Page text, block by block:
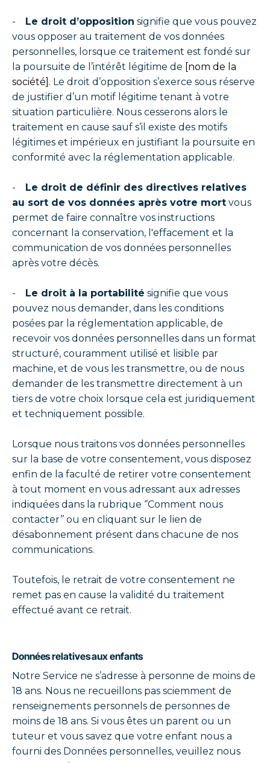
- Le droit d’opposition signifie que vous pouvez
vous opposer au traitement de vos données
personnelles, lorsque ce traitement est fondé sur
la poursuite de l’intérêt légitime de [nom de la
société] . Le droit d’opposition s’exerce sous réserve
de justifier d’un motif légitime tenant à votre
situation particulière. Nous cesserons alors le
traitement en cause sauf s’il existe des motifs
légitimes et impérieux en justifiant la poursuite en
conformité avec la réglementation applicable.
- Le droit de définir des directives relatives
au sort de vos données après votre mort vous
permet de faire connaître vos instructions
concernant la conservation, l'effacement et la
communication de vos données personnelles
après votre décès.
- Le droit à la portabilité signifie que vous
pouvez nous demander, dans les conditions
posées par la réglementation applicable, de
recevoir vos données personnelles dans un format
structuré, couramment utilisé et lisible par
machine, et de vous les transmettre, ou de nous
demander de les transmettre directement à un
tiers de votre choix lorsque cela est juridiquement
et techniquement possible.
Lorsque nous traitons vos données personnelles
sur la base de votre consentement, vous disposez
enfin de la faculté de retirer votre consentement
à tout moment en vous adressant aux adresses
indiquées dans la rubrique ‘’Comment nous
contacter’’ ou en cliquant sur le lien de
désabonnement présent dans chacune de nos
communications.
Toutefois, le retrait de votre consentement ne
remet pas en cause la validité du traitement
effectué avant ce retrait.
Données relatives aux enfants
Notre Service ne s’adresse à personne de moins de
18 ans. Nous ne recueillons pas sciemment de
renseignements personnels de personnes de
moins de 18 ans. Si vous êtes un parent ou un
tuteur et vous savez que votre enfant nous a
fourni des Données personnelles, veuillez nous